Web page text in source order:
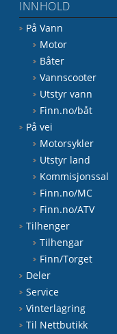
INNHOLD
På Vann
Motor
Båter
Vannscooter
Utstyr vann
Finn.no/båt
På vei
Motorsykler
Utstyr land
Kommisjonssal
Finn.no/MC
Finn.no/ATV
Tilhenger
Tilhengar
Finn/Torget
Deler
Service
Vinterlagring
Til Nettbutikk